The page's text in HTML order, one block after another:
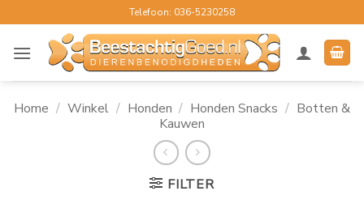
naar
inhoud
Telefoon: 036-5230258
Home / Winkel / Honden / Honden Snacks / Botten &
Kauwen
FILTER